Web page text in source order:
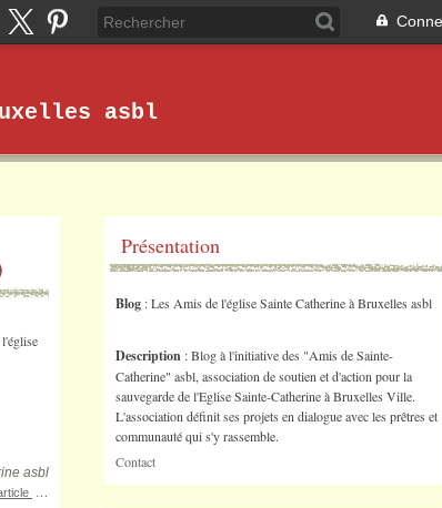
asbl
asbl
…
Présentation
Blog : Les Amis de l'église Sainte Catherine à Bruxelles asbl
Description : Blog à l'initiative des "Amis de Sainte-
Catherine" asbl, association de soutien et d'action pour la
sauvegarde de l'Eglise Sainte-Catherine à Bruxelles Ville.
L'association définit ses projets en dialogue avec les prêtres et
communauté qui s'y rassemble.
Contact